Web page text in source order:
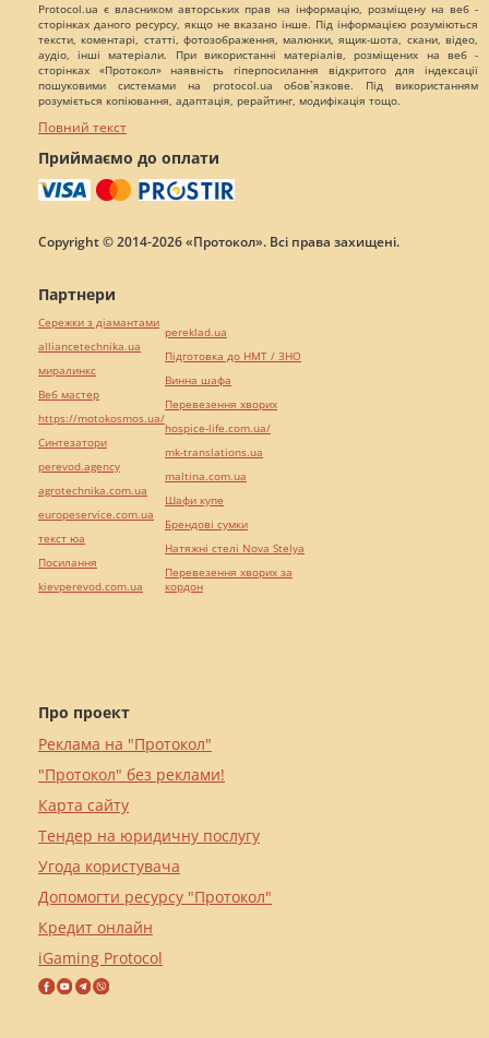
Protocol.ua є власником авторських прав на інформацію, розміщену на веб -
сторінках даного ресурсу, якщо не вказано інше. Під інформацією розуміються
тексти, коментарі, статті, фотозображення, малюнки, ящик-шота, скани, відео,
аудіо, інші матеріали. При використанні матеріалів, розміщених на веб -
сторінках «Протокол» наявність гіперпосилання відкритого для індексації
пошуковими системами на protocol.ua обов`язкове. Під використанням
розуміється копіювання, адаптація, рерайтинг, модифікація тощо.
Повний текст
Приймаємо до оплати
Copyright © 2014-2026 «Протокол». Всі права захищені.
Про проект
Реклама на "Протокол"
"Протокол" без реклами!
Карта сайту
Тендер на юридичну послугу
Угода користувача
Допомогти ресурсу "Протокол"
Кредит онлайн
iGaming Protocol
Партнери
Сережки з діамантами
alliancetechnika.ua
миралинкс
Веб мастер
https://motokosmos.ua/
Синтезатори
perevod.agency
agrotechnika.com.ua
europeservice.com.ua
текст юа
Посилання
kievperevod.com.ua
pereklad.ua
Підготовка до НМТ / ЗНО
Винна шафа
Перевезення хворих
hospice-life.com.ua/
mk-translations.ua
maltina.com.ua
Шафи купе
Брендові сумки
Натяжні стелі Nova Stelya
Перевезення хворих за
кордон